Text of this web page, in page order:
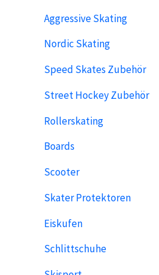
Aggressive Skating
Nordic Skating
Speed Skates Zubehör
Street Hockey Zubehör
Rollerskating
Boards
Scooter
Skater Protektoren
Eiskufen
Schlittschuhe